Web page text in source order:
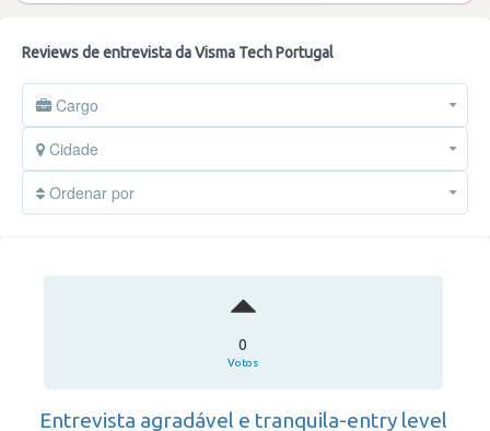
Reviews de entrevista da Visma Tech Portugal
Cargo
Cidade
Ordenar por
0
Votos
Entrevista agradável e tranquila-entry level